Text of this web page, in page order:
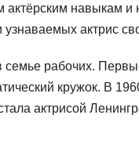
актёрским навыкам и
актрис
рабочих.
кружок. В
актрисой